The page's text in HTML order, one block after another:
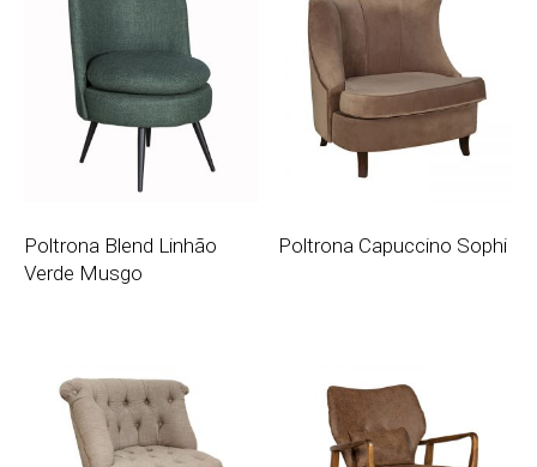
Poltrona Blend Linhão
Verde Musgo
Poltrona Capuccino Sophi